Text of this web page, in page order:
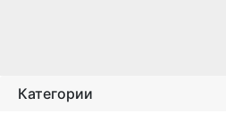
Категории